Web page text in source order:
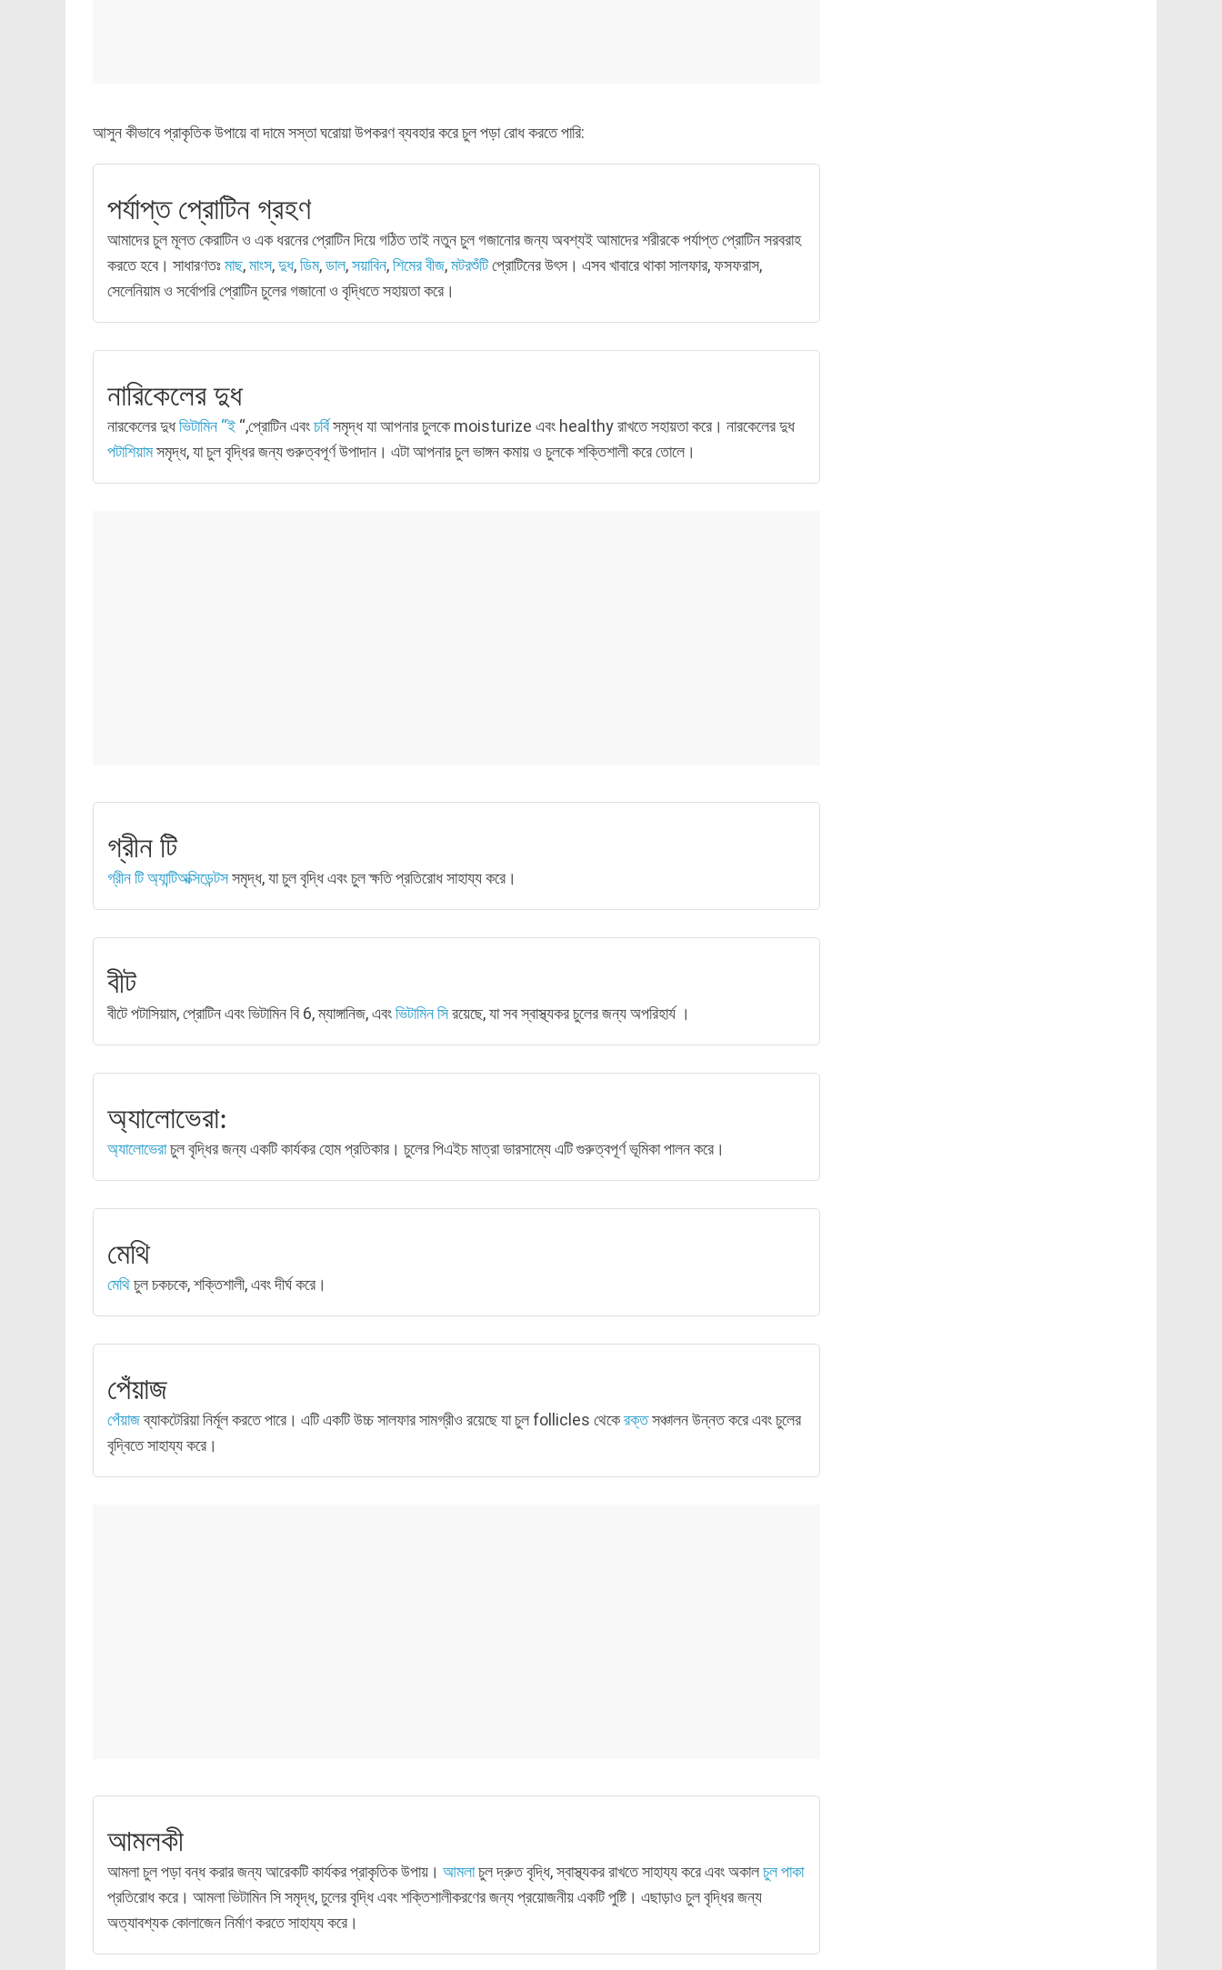
আসুন কীভাবে প্রাকৃতিক উপায়ে বা দামে সস্তা ঘরোয়া উপকরণ ব্যবহার করে চুল পড়া রোধ করতে পারি:
পর্যাপ্ত প্রোটিন গ্রহণ
আমাদের চুল মূলত কেরাটিন ও এক ধরনের প্রোটিন দিয়ে গঠিত তাই নতুন চুল গজানোর জন্য অবশ্যই আমাদের শরীরকে পর্যাপ্ত প্রোটিন সরবরাহ
করতে হবে। সাধারণতঃ মাছ,মাংস,দুধ,ডিম,ডাল,সয়াবিন,শিমের বীজ,মটরশুঁটিপ্রোটিনের উৎস। এসব খাবারে থাকা সালফার, ফসফরাস,
সেলেনিয়াম ও সর্বোপরি প্রোটিন চুলের গজানো ও বৃদ্ধিতে সহায়তা করে।
নারিকেলের দুধ
নারকেলের দুধভিটামিন “ই“,প্রোটিন এবংচর্বিসমৃদ্ধ যা আপনার চুলকে moisturize এবং healthy রাখতে সহায়তা করে। নারকেলের দুধ
পটাশিয়ামসমৃদ্ধ, যা চুল বৃদ্ধির জন্য গুরুত্বপূর্ণ উপাদান। এটা আপনার চুল ভাঙ্গন কমায় ও চুলকে শক্তিশালী করে তোলে।
গ্রীন টি
গ্রীন টিঅ্যান্টিঅক্সিডেন্টসসমৃদ্ধ, যা চুল বৃদ্ধি এবং চুল ক্ষতি প্রতিরোধ সাহায্য করে।
বীট
বীটে পটাসিয়াম, প্রোটিন এবং ভিটামিন বি 6, ম্যাঙ্গানিজ, এবংভিটামিন সিরয়েছে, যা সব স্বাস্থ্যকর চুলের জন্য অপরিহার্য ।
অ্যালোভেরা:
অ্যালোভেরাচুল বৃদ্ধির জন্য একটি কার্যকর হোম প্রতিকার। চুলের পিএইচ মাত্রা ভারসাম্যে এটি গুরুত্বপূর্ণ ভূমিকা পালন করে।
মেথি
মেথিচুল চকচকে, শক্তিশালী, এবং দীর্ঘ করে।
পেঁয়াজ
পেঁয়াজব্যাকটেরিয়া নির্মূল করতে পারে। এটি একটি উচ্চ সালফার সামগ্রীও রয়েছে যা চুল follicles থেকেরক্ত​​সঞ্চালন উন্নত করে এবং চুলের
বৃদ্বিতে সাহায্য করে।
আমলকী
আমলা চুল পড়া বন্ধ করার জন্য আরেকটি কার্যকর প্রাকৃতিক উপায়। আমলাচুল দ্রুত বৃদ্ধি, স্বাস্থ্যকর রাখতে সাহায্য করে এবং অকালচুল পাকা
প্রতিরোধ করে। আমলা ভিটামিন সি সমৃদ্ধ, চুলের বৃদ্ধি এবং শক্তিশালীকরণের জন্য প্রয়োজনীয় একটি পুষ্টি। এছাড়াও চুল বৃদ্ধির জন্য
অত্যাবশ্যক কোলাজেন নির্মাণ করতে সাহায্য করে।